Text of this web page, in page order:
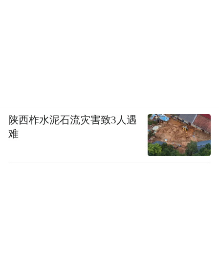
陕西柞水泥石流灾害致3人遇
难